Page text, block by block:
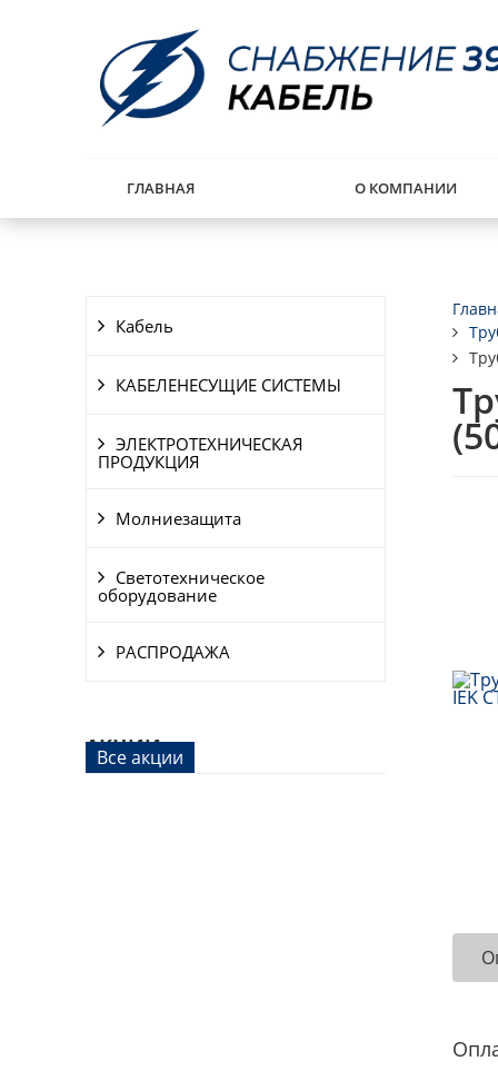
ГЛАВНАЯ О КОМПАНИИ
Кабель
КАБЕЛЕНЕСУЩИЕ СИСТЕМЫ
ЭЛЕКТРОТЕХНИЧЕСКАЯ
ПРОДУКЦИЯ
Молниезащита
Светотехническое
оборудование
РАСПРОДАЖА
АКЦИИ
Все акции